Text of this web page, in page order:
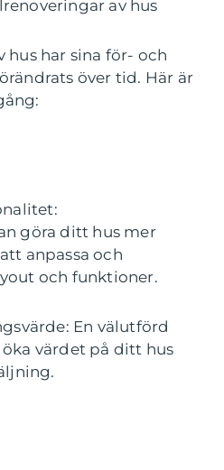
av hus
hus har sina för- och
över tid. Här är
göra ditt hus mer
anpassa och
och funktioner.
En välutförd
värdet på ditt hus